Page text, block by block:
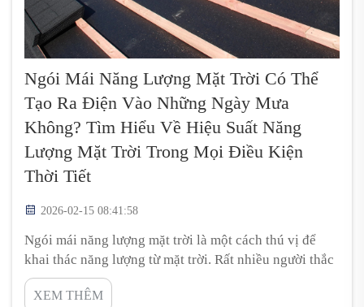
Ngói Mái Năng Lượng Mặt Trời Có Thể
Tạo Ra Điện Vào Những Ngày Mưa
Không? Tìm Hiểu Về Hiệu Suất Năng
Lượng Mặt Trời Trong Mọi Điều Kiện
Thời Tiết
2026-02-15 08:41:58
Ngói mái năng lượng mặt trời là một cách thú vị để
khai thác năng lượng từ mặt trời. Rất nhiều người thắc
mắc về hiệu suất hoạt động của chúng khi thời tiết
nhiều mây hoặc đang mưa. Thực tế là các tấm ngói
XEM THÊM